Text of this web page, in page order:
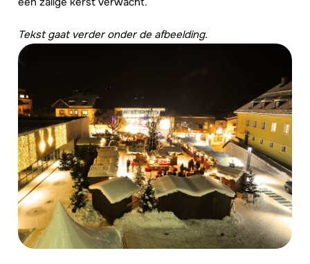
Tekst gaat verder onder de afbeelding.